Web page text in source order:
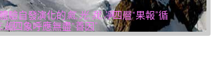
驗自發演化的氣,光,我,凈四層“果報”循
逅四象呼應無盡“善因”